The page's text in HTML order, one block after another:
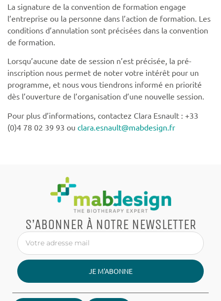
La signature de la convention de formation engage
l’entreprise ou la personne dans l’action de formation. Les
conditions d’annulation sont précisées dans la convention
de formation.
Lorsqu’aucune date de session n’est précisée, la pré-
inscription nous permet de noter votre intérêt pour un
programme, et nous vous tiendrons informé en priorité
dès l’ouverture de l’organisation d’une nouvelle session.
Pour plus d’informations, contactez Clara Esnault : +33
(0)4 78 02 39 93 ou clara.esnault@mabdesign.fr
S’ABONNER À NOTRE NEWSLETTER
JE M'ABONNE